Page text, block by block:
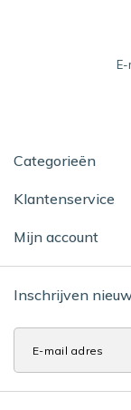
E-
Categorieën
Klantenservice
Mijn account
Inschrijven